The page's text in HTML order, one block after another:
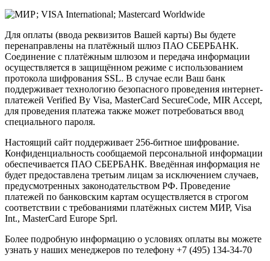
Для оплаты (ввода реквизитов Вашей карты) Вы будете
перенаправлены на платёжный шлюз ПАО СБЕРБАНК.
Соединение с платёжным шлюзом и передача информации
осуществляется в защищённом режиме с использованием
протокола шифрования SSL. В случае если Ваш банк
поддерживает технологию безопасного проведения интернет-
платежей Verified By Visa, MasterCard SecureCode, MIR Accept,
для проведения платежа также может потребоваться ввод
специального пароля.
Настоящий сайт поддерживает 256-битное шифрование.
Конфиденциальность сообщаемой персональной информации
обеспечивается ПАО СБЕРБАНК. Введённая информация не
будет предоставлена третьим лицам за исключением случаев,
предусмотренных законодательством РФ. Проведение
платежей по банковским картам осуществляется в строгом
соответствии с требованиями платёжных систем МИР, Visa
Int., MasterCard Europe Sprl.
Более подробную информацию о условиях оплаты вы можете
узнать у наших менеджеров по телефону +7 (495) 134-34-70